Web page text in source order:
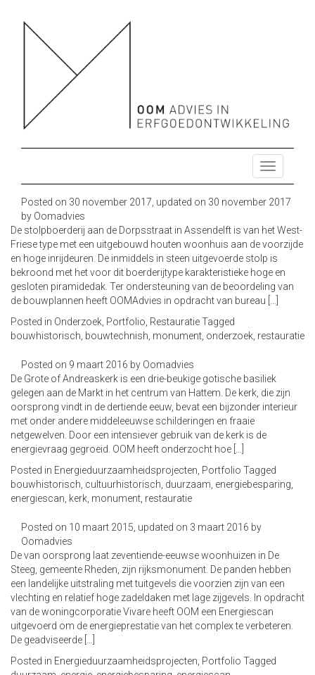
ONDERZOEK ENERGIE DUURZAAM MONUMENTEN
DUURZAAM MONUMENTEN
T
o
g
l
e
n
a
v
i
a
o
n
Posted on 30 november 2017 , updated on 30 november 2017
by Oomadvies
De stolpboerderij aan de Dorpsstraat in Assendelft is van het West-
Friese type met een uitgebouwd houten woonhuis aan de voorzijde
en hoge inrijdeuren. De inmiddels in steen uitgevoerde stolp is
bekroond met het voor dit boerderijtype karakteristieke hoge en
gesloten piramidedak. Ter ondersteuning van de beoordeling van
de bouwplannen heeft OOMAdvies in opdracht van bureau […]
Posted in Onderzoek Portfolio RestauratieTagged
bouwhistorisch bouwtechnish monument onderzoek restauratie
Posted on 9 maart 2016 by Oomadvies
De Grote of Andreaskerk is een drie-beukige gotische basiliek
gelegen aan de Markt in het centrum van Hattem. De kerk, die zijn
oorsprong vindt in de dertiende eeuw, bevat een bijzonder interieur
met onder andere middeleeuwse schilderingen en fraaie
netgewelven. Door een intensiever gebruik van de kerk is de
energievraag gegroeid. OOM heeft onderzocht hoe […]
Posted in Energieduurzaamheidsprojecten Portfolio Tagged
bouwhistorisch cultuurhistorisch duurzaam energiebesparing
energiescan kerk monument restauratie
Posted on 10 maart 2015 , updated on 3 maart 2016 by
Oomadvies
De van oorsprong laat zeventiende-eeuwse woonhuizen in De
Steeg, gemeente Rheden, zijn rijksmonument. De panden hebben
een landelijke uitstraling met tuitgevels die voorzien zijn van een
vlechting en relatief hoge zadeldaken met lage zijgevels. In opdracht
van de woningcorporatie Vivare heeft OOM een Energiescan
uitgevoerd om de energieprestatie van het complex te verbeteren.
De geadviseerde […]
Posted in Energieduurzaamheidsprojecten Portfolio Tagged